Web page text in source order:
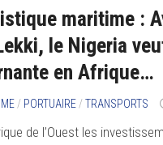
maritime :
le Nigeria
en Afrique…
/ PORTUAIRE /TRANSPORTS
de l’Ouest les